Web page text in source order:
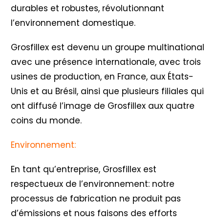
durables et robustes, révolutionnant
l’environnement domestique.
Grosfillex est devenu un groupe multinational
avec une présence internationale, avec trois
usines de production, en France, aux États-
Unis et au Brésil, ainsi que plusieurs filiales qui
ont diffusé l’image de Grosfillex aux quatre
coins du monde.
Environnement:
En tant qu’entreprise, Grosfillex est
respectueux de l’environnement: notre
processus de fabrication ne produit pas
d’émissions et nous faisons des efforts